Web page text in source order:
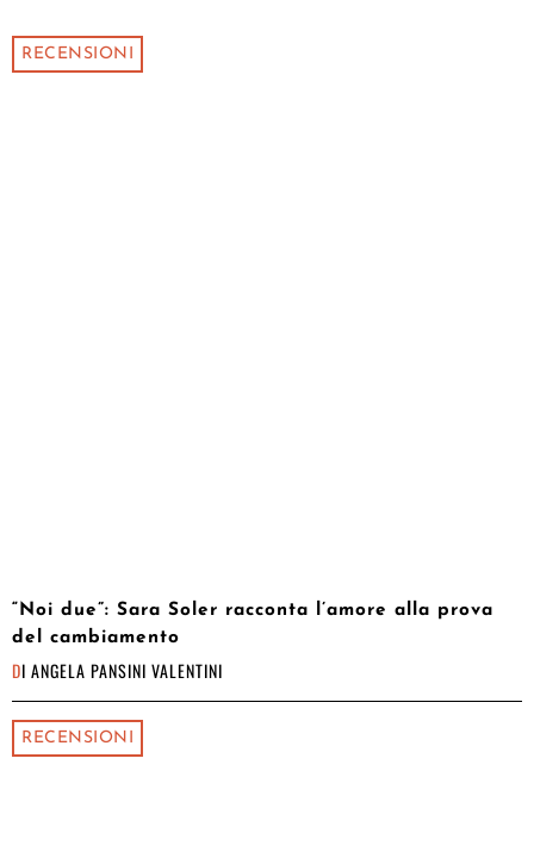
RECENSIONI
“Noi due”: Sara Soler racconta l’amore alla prova
del cambiamento
DI ANGELA PANSINI VALENTINI
RECENSIONI